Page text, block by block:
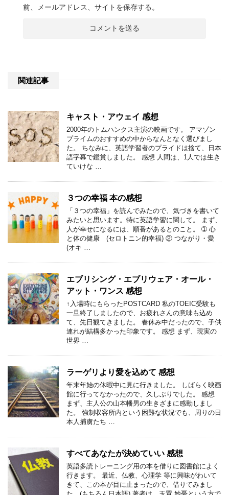
前、メールアドレス、サイトを保存する。
関連記事
キャスト・アウェイ 感想
2000年のトムハンクス主演の映画です。 アマゾン
プライムのおすすめの中からなんとなく選びまし
た。 ちなみに、英語学習者のプライドは捨て、日本
語字幕で鑑賞しました。 感想 人間は、1人では生き
ていけな …
３つの幸福 本の感想
「３つの幸福」を読んでみたので、気づきを書いて
みたいと思います。特に英語学習に関して。 まず、
人が幸せになるには、順番があるとのこと。 ➀ 心
と体の健康 (セロトニン的幸福) ② つながり・愛
(オキ …
エブリシング・エブリウェア・オール・
アット・ワンス 感想
↑入場時にもらったPOSTCARD 私のTOEIC受験も
一旦終了しましたので、お疲れさんの意味も込め
て、先日観てきました。 春休み中だったので、子供
連れが結構多かった印象です。 感想 まず、現実の
世界 …
ラーゲリより愛を込めて 感想
年末年始の休暇中に見に行きました。 しばらく映画
館に行ってなかったので、久しぶりでした。 感想
まず、主人公の山本幡男の生きざまに感動しまし
た。 強制収容所内という困難な状況でも、周りの日
本人捕虜たち …
すべてあなたが決めていい 感想
英語多読トレーニング用の本を借りに図書館によく
行きます。 最近、仏教、心理学 等に興味がわいて
きて、この本が目に止まったので、借りてみまし